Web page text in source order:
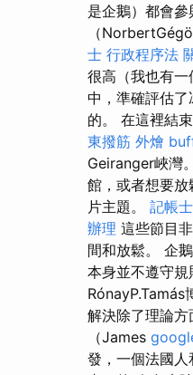
是企鵝）都會
（
士 行政程序法
很高（我也有一
中，準確評估了
的。 在這裡結
東撥筋 外燴
Geiranger峽灣。
館，或者想要
片主題。 記帳
辦理 這些節目
間和放鬆。 企
本身並不遵守規
RónayP.Tamás
解決除了理論方
（James
發，一個法國人